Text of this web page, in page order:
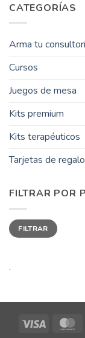
CATEGORÍAS
Arma tu
Cursos
Juegos de mesa
Kits premium
Kits terapéuticos
Tarjetas de regalo
FILTRAR POR
Precio
mínimo
Precio
máximo
FILTRAR
.
Visa